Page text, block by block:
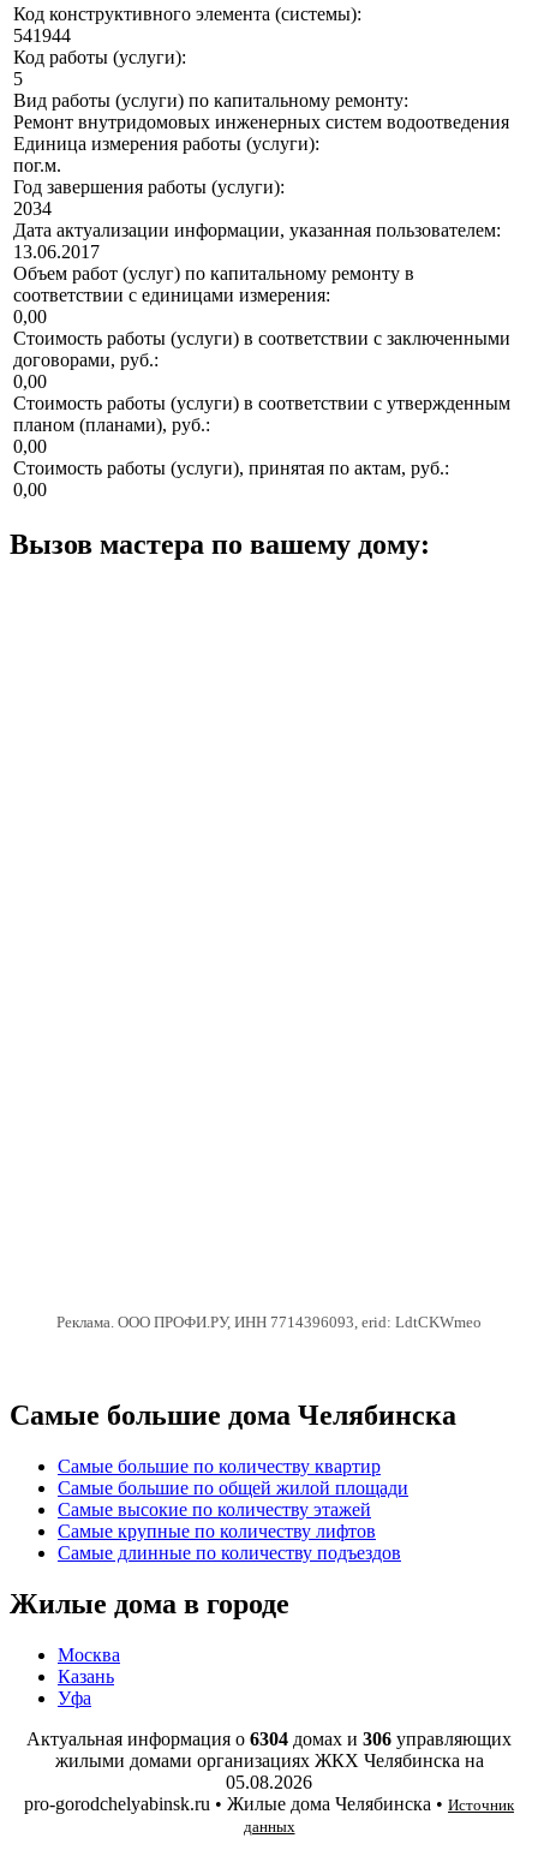
Код конструктивного элемента (системы):
541944
Код работы (услуги):
5
Вид работы (услуги) по капитальному ремонту:
Ремонт внутридомовых инженерных систем водоотведения
Единица измерения работы (услуги):
пог.м.
Год завершения работы (услуги):
2034
Дата актуализации информации, указанная пользователем:
13.06.2017
Объем работ (услуг) по капитальному ремонту в
соответствии с единицами измерения:
0,00
Стоимость работы (услуги) в соответствии с заключенными
договорами, руб.:
0,00
Стоимость работы (услуги) в соответствии с утвержденным
планом (планами), руб.:
0,00
Стоимость работы (услуги), принятая по актам, руб.:
0,00
Вызов мастера по вашему дому:
Реклама. ООО ПРОФИ.РУ, ИНН 7714396093, erid: LdtCKWmeo
Самые большие дома Челябинска
Самые большие по количеству квартир
Самые большие по общей жилой площади
Самые высокие по количеству этажей
Самые крупные по количеству лифтов
Самые длинные по количеству подъездов
Жилые дома в городе
Москва
Казань
Уфа
Актуальная информация о 6304 домах и 306 управляющих
жилыми домами организациях ЖКХ Челябинска на
05.08.2026
pro-gorodchelyabinsk.ru • Жилые дома Челябинска • Источник
данных